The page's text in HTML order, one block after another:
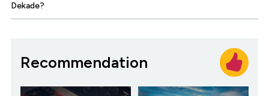
Dekade?
Recommendation